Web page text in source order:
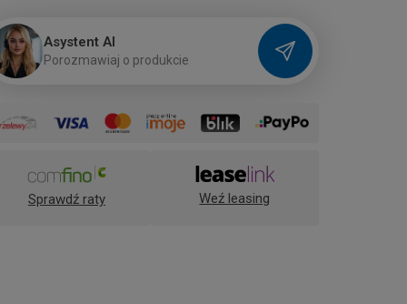
Asystent AI
Porozmawiaj o produkcie
Sprawdź raty Weź leasing